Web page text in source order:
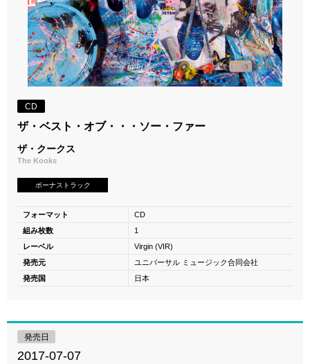
CD
ザ・ベスト・オブ・・・ソー・ファー
ザ・クークス
The Kooks
ボーナストラック
フォーマット
CD
組み枚数
1
レーベル
Virgin (VIR)
発売元
ユニバーサル ミュージック合同会社
発売国
日本
発売日
2017-07-07